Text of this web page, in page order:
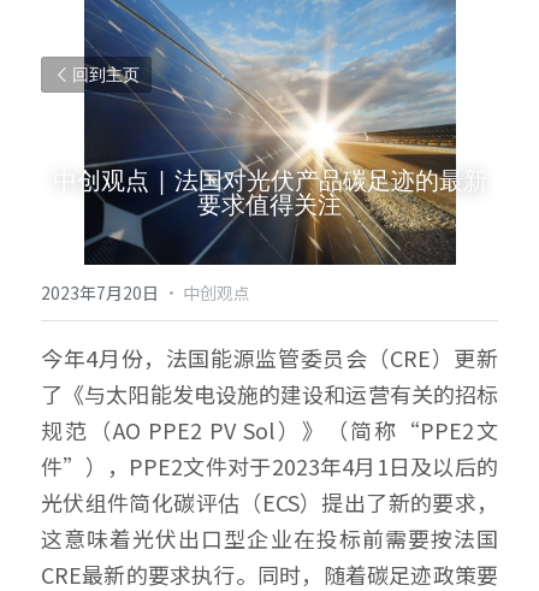
回到主页
中创观点 | 法国对光伏产品碳足迹的最新
要求值得关注
2023年7月20日 · 中创观点
今年4月份，法国能源监管委员会（CRE）更新
了《与太阳能发电设施的建设和运营有关的招标
规范（AO PPE2 PV Sol）》（简称“PPE2文
件”），PPE2文件对于2023年4月1日及以后的
光伏组件简化碳评估（ECS）提出了新的要求，
这意味着光伏出口型企业在投标前需要按法国
CRE最新的要求执行。同时，随着碳足迹政策要